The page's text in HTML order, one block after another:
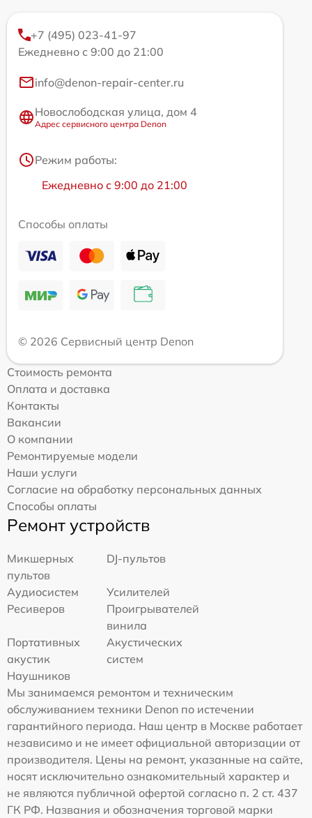
+7 (495) 023-41-97
Ежедневно с 9:00 до 21:00
info@denon-repair-center.ru
Новослободская улица, дом 4
Адрес сервисного центра Denon
Режим работы:
Ежедневно с 9:00 до 21:00
Способы оплаты
© 2026 Сервисный центр Denon
Стоимость ремонта
Оплата и доставка
Контакты
Вакансии
О компании
Ремонтируемые модели
Наши услуги
Согласие на обработку персональных данных
Способы оплаты
Ремонт устройств
Микшерных
пультов
DJ-пультов
Аудиосистем
Усилителей
Ресиверов
Проигрывателей
винила
Портативных
акустик
Акустических
систем
Наушников
Мы занимаемся ремонтом и техническим
обслуживанием техники Denon по истечении
гарантийного периода. Наш центр в Москве работает
независимо и не имеет официальной авторизации от
производителя. Цены на ремонт, указанные на сайте,
носят исключительно ознакомительный характер и
не являются публичной офертой согласно п. 2 ст. 437
ГК РФ. Названия и обозначения торговой марки